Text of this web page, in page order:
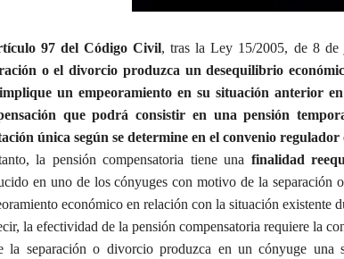
97 del Código Civil, tras la Ley 15/2005, de 8 de
o el divorcio produzca un desequilibrio
un empeoramiento en su situación anterior
que podrá consistir en una pensión
única según se determine en el convenio regulador
la pensión compensatoria tiene una finalidad
en uno de los cónyuges con motivo de la separación
económico en relación con la situación existente
la efectividad de la pensión compensatoria requiere la
la separación o divorcio produzca en un cónyuge una